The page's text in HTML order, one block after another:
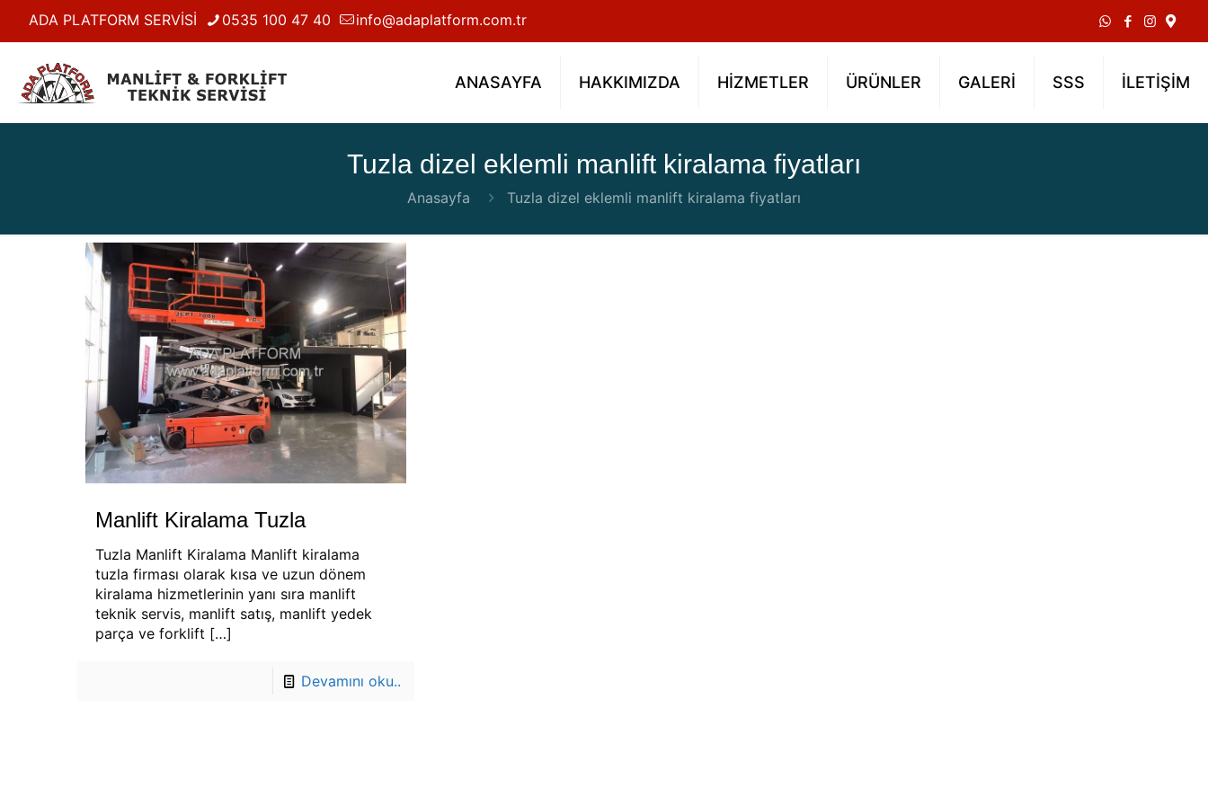
ADA PLATFORM SERVİSİ 0535 100 47 40 info@adaplatform.com.tr
ANASAYFA HAKKIMIZDA HİZMETLER ÜRÜNLER GALERİ SSS İLETİŞİM
Tuzla dizel eklemli manlift kiralama fiyatları
Anasayfa Tuzla dizel eklemli manlift kiralama fiyatları
Manlift Kiralama Tuzla
Tuzla Manlift Kiralama Manlift kiralama
tuzla firması olarak kısa ve uzun dönem
kiralama hizmetlerinin yanı sıra manlift
teknik servis, manlift satış, manlift yedek
parça ve forklift […]
Devamını oku..